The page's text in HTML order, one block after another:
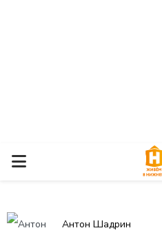
О
Антон Шадрин